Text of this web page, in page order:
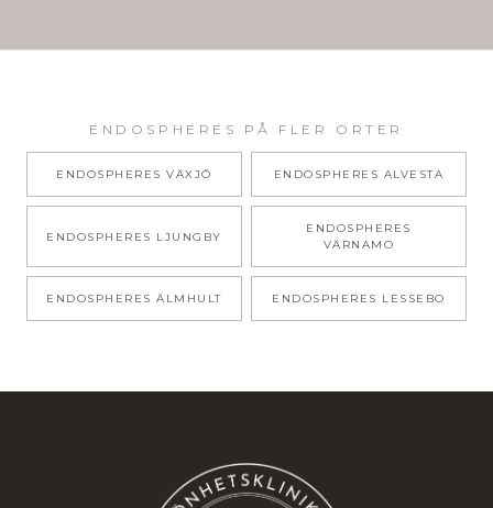
ENDOSPHERES PÅ FLER ORTER
ENDOSPHERES VÄXJÖ ENDOSPHERES ALVESTA
ENDOSPHERES LJUNGBY
ENDOSPHERES
VÄRNAMO
ENDOSPHERES ÄLMHULT ENDOSPHERES LESSEBO